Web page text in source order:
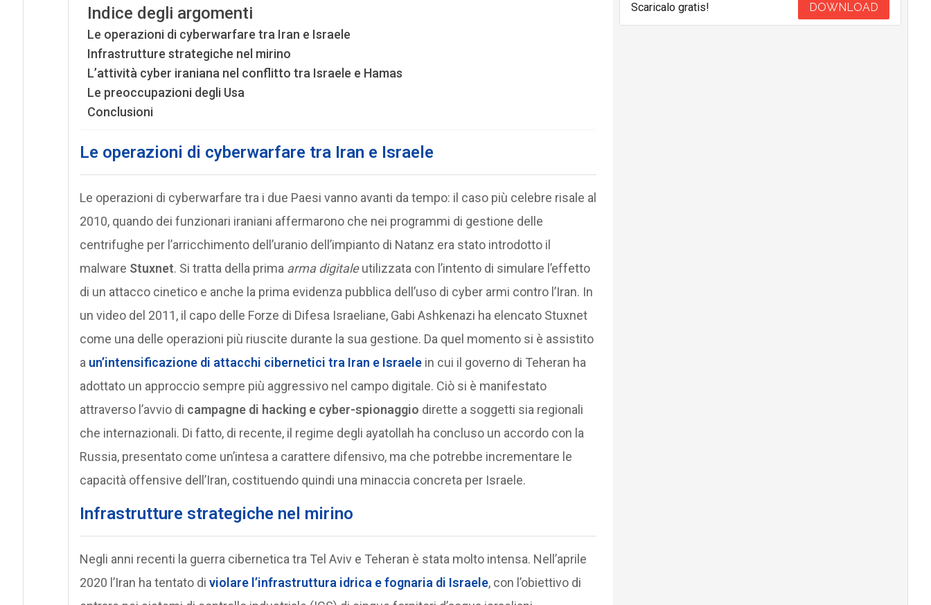
Indice degli argomenti
Le operazioni di cyberwarfare tra Iran e Israele
Infrastrutture strategiche nel mirino
L’attività cyber iraniana nel conflitto tra Israele e Hamas
Le preoccupazioni degli Usa
Conclusioni
Le operazioni di cyberwarfare tra Iran e Israele
Le operazioni di cyberwarfare tra i due Paesi vanno avanti da tempo: il caso più celebre risale al
2010, quando dei funzionari iraniani affermarono che nei programmi di gestione delle
centrifughe per l’arricchimento dell’uranio dell’impianto di Natanz era stato introdotto il
malware Stuxnet. Si tratta della prima arma digitaleutilizzata con l’intento di simulare l’effetto
di un attacco cinetico e anche la prima evidenza pubblica dell’uso di cyber armi contro l’Iran. In
un video del 2011, il capo delle Forze di Difesa Israeliane, Gabi Ashkenazi ha elencato Stuxnet
come una delle operazioni più riuscite durante la sua gestione. Da quel momento si è assistito
a un’intensificazione di attacchi cibernetici tra Iran e Israelein cui il governo di Teheran ha
adottato un approccio sempre più aggressivo nel campo digitale. Ciò si è manifestato
attraverso l’avvio di campagne di hacking e cyber-spionaggio dirette a soggetti sia regionali
che internazionali. Di fatto, di recente, il regime degli ayatollah ha concluso un accordo con la
Russia, presentato come un’intesa a carattere difensivo, ma che potrebbe incrementare le
capacità offensive dell’Iran, costituendo quindi una minaccia concreta per Israele.
Infrastrutture strategiche nel mirino
Negli anni recenti la guerra cibernetica tra Tel Aviv e Teheran è stata molto intensa. Nell’aprile
2020 l’Iran ha tentato di violare l’infrastruttura idrica e fognaria di Israele, con l’obiettivo di
Scaricalo gratis! DOWNLOAD